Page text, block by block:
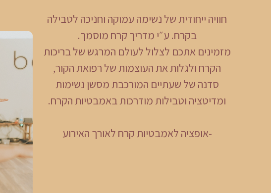
חוויה ייחודית של נשימה עמוקה וחניכה לטבילה
בקרח. ע״י מדריך קרח מוסמך.
מזמינים אתכם לצלול לעולם המרגש של בריכות
הקרח ולגלות את העוצמות של רפואת הקור,
סדנה של שעתיים המורכבת מסשן נשימות
ומדיטציה וטבילות מודרכות באמבטיות הקרח.
-אופציה לאמבטיות קרח לאורך האירוע